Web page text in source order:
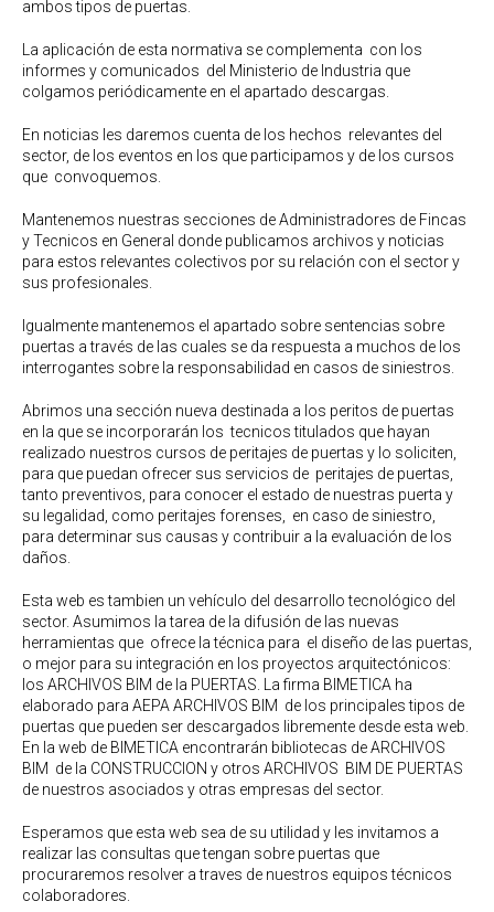
ambos tipos de puertas.
La aplicación de esta normativa se complementa con los
informes y comunicados del Ministerio de Industria que
colgamos periódicamente en el apartado descargas.
En noticias les daremos cuenta de los hechos relevantes del
sector, de los eventos en los que participamos y de los cursos
que convoquemos.
Mantenemos nuestras secciones de Administradores de Fincas
y Tecnicos en General donde publicamos archivos y noticias
para estos relevantes colectivos por su relación con el sector y
sus profesionales.
Igualmente mantenemos el apartado sobre sentencias sobre
puertas a través de las cuales se da respuesta a muchos de los
interrogantes sobre la responsabilidad en casos de siniestros.
Abrimos una sección nueva destinada a los peritos de puertas
en la que se incorporarán los tecnicos titulados que hayan
realizado nuestros cursos de peritajes de puertas y lo soliciten,
para que puedan ofrecer sus servicios de peritajes de puertas,
tanto preventivos, para conocer el estado de nuestras puerta y
su legalidad, como peritajes forenses, en caso de siniestro,
para determinar sus causas y contribuir a la evaluación de los
daños.
Esta web es tambien un vehículo del desarrollo tecnológico del
sector. Asumimos la tarea de la difusión de las nuevas
herramientas que ofrece la técnica para el diseño de las puertas,
o mejor para su integración en los proyectos arquitectónicos:
los ARCHIVOS BIM de la PUERTAS. La firma BIMETICA ha
elaborado para AEPA ARCHIVOS BIM de los principales tipos de
puertas que pueden ser descargados libremente desde esta web.
En la web de BIMETICA encontrarán bibliotecas de ARCHIVOS
BIM de la CONSTRUCCION y otros ARCHIVOS BIM DE PUERTAS
de nuestros asociados y otras empresas del sector.
Esperamos que esta web sea de su utilidad y les invitamos a
realizar las consultas que tengan sobre puertas que
procuraremos resolver a traves de nuestros equipos técnicos
colaboradores.